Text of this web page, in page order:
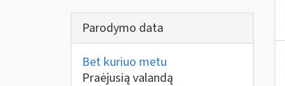
Parodymo data
Bet kuriuo metu
Praėjusią valandą